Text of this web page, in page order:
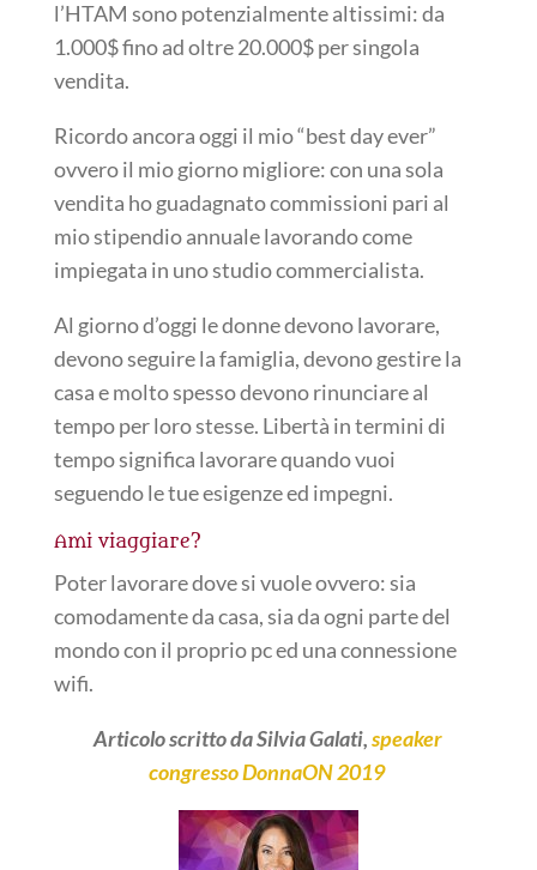
l’HTAM sono potenzialmente altissimi: da
1.000$ fino ad oltre 20.000$ per singola
vendita.
Ricordo ancora oggi il mio“best day ever”
ovvero il mio giorno migliore: con una sola
vendita ho guadagnato commissioni pari al
mio stipendio annuale lavorando come
impiegata in uno studio commercialista.
Al giorno d’oggi le donne devono lavorare,
devono seguire la famiglia, devono gestire la
casa e molto spesso devono rinunciare al
tempo per loro stesse. Libertà in termini di
tempo significa lavorare quando vuoi
seguendo le tue esigenze ed impegni.
Ami viaggiare?
Poter lavorare dove si vuole ovvero: sia
comodamente da casa, sia da ogni parte del
mondo con il proprio pc ed una connessione
wifi.
Articolo scritto da Silvia Galati,speaker
congresso DonnaON 2019